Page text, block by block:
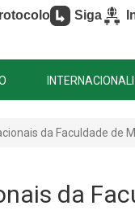
Siga
da Faculdade de
da